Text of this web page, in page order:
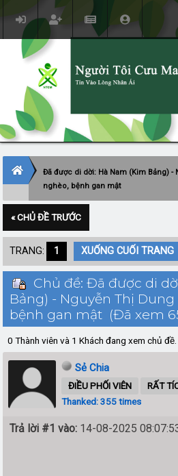
Đã được di dời: Hà Nam (Kim Bảng) -
nghèo, bệnh gan mật
« CHỦ ĐỀ TRƯỚC
TRANG: 1 XUỐNG CUỐI TRANG
Chủ đề: Đã được di
Bảng) - Nguyễn Thị
bệnh gan mật (Đã xem
0 Thành viên và 1 Khách đang xem chủ đề.
Sẻ Chia
ĐIỀU PHỐI VIÊN
RẤT
Thanked: 355 times
Trả lời #1 vào: 14-08-2025